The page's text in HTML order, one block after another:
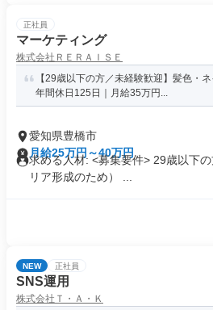
正社員
マーケティング
株式会社ＲＥＲＡＩＳＥ
【29歳以下の方／未経験歓迎】髪色・
年間休日125日｜月給35万円...
愛知県豊橋市
月給25万円～40万円
求める人材: <募集要件> 29歳以下
リア形成のため） ...
NEW 正社員
SNS運用
株式会社Ｔ・Ａ・Ｋ